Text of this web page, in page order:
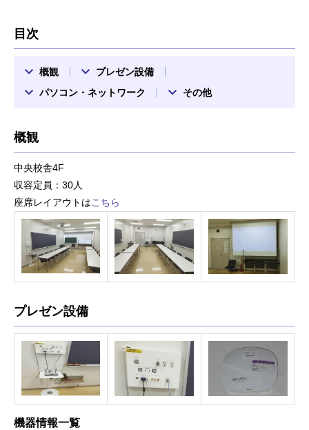
目次
概観
プレゼン設備
パソコン・ネットワーク
その他
概観
中央校舎4F
収容定員：30人
座席レイアウトはこちら
プレゼン設備
機器情報一覧